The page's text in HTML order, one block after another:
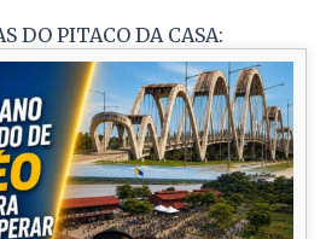
DO PITACO DA CASA: